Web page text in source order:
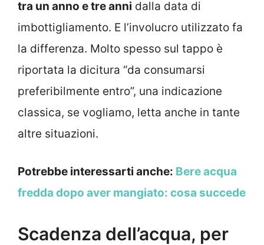
tra un anno e tre anni dalla data di
imbottigliamento. E l’involucro utilizzato fa
la differenza. Molto spesso sul tappo è
riportata la dicitura “da consumarsi
preferibilmente entro”, una indicazione
classica, se vogliamo, letta anche in tante
altre situazioni.
Potrebbe interessarti anche: Bere acqua
fredda dopo aver mangiato: cosa succede
Scadenza dell’acqua, per